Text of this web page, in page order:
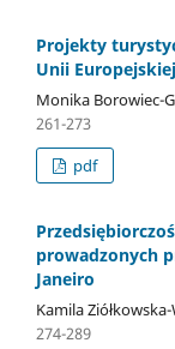
Projekty
Unii
Monika Borowiec-
261-273
pdf
prowadzonych
Janeiro
Kamila
274-289